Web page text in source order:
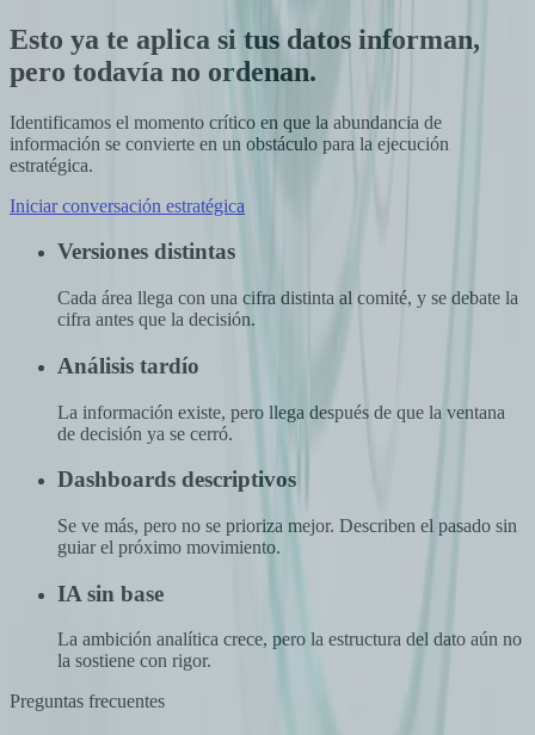
Esto ya te aplica si tus datos informan,
pero todavía no ordenan.
Identificamos el momento crítico en que la abundancia de
información se convierte en un obstáculo para la ejecución
estratégica.
Iniciar conversación estratégica
Versiones distintas
Cada área llega con una cifra distinta al comité, y se debate la
cifra antes que la decisión.
Análisis tardío
La información existe, pero llega después de que la ventana
de decisión ya se cerró.
Dashboards descriptivos
Se ve más, pero no se prioriza mejor. Describen el pasado sin
guiar el próximo movimiento.
IA sin base
La ambición analítica crece, pero la estructura del dato aún no
la sostiene con rigor.
Preguntas frecuentes